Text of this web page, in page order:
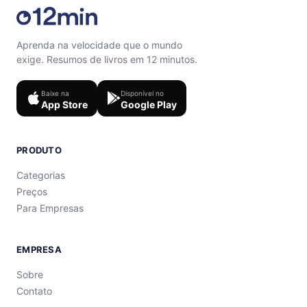
Aprenda na velocidade que o mundo
exige. Resumos de livros em 12 minutos.
Baixe na
App Store
Disponível no
Google Play
PRODUTO
Categorias
Preços
Para Empresas
EMPRESA
Sobre
Contato